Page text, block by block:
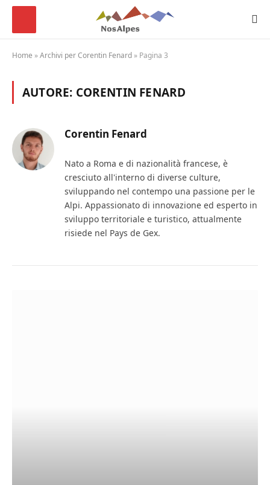
Home »Archivi per Corentin Fenard » Pagina 3
AUTORE: CORENTIN FENARD
Corentin Fenard
Nato a Roma e di nazionalità francese, è
cresciuto all'interno di diverse culture,
sviluppando nel contempo una passione per le
Alpi. Appassionato di innovazione ed esperto in
sviluppo territoriale e turistico, attualmente
risiede nel Pays de Gex.